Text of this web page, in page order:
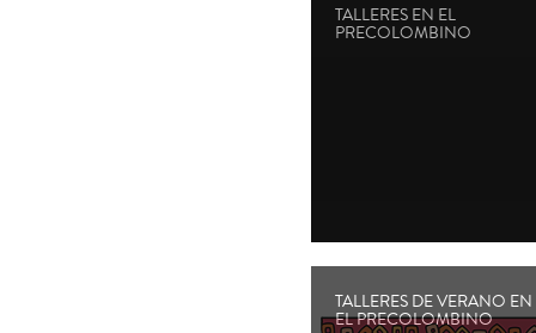
TALLERES EN EL
PRECOLOMBINO
TALLERES DE VERANO EN
EL PRECOLOMBINO